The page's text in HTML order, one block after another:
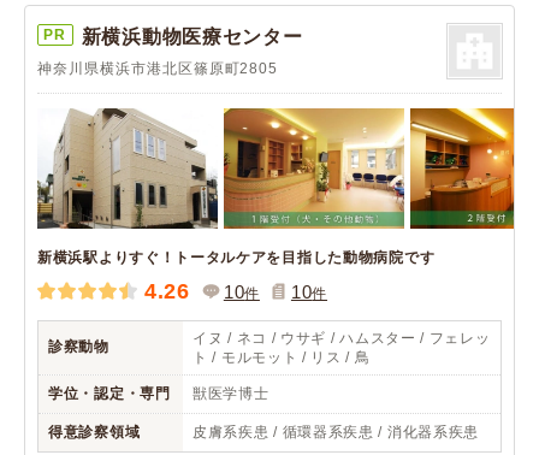
PR 新横浜動物医療センター
神奈川県横浜市港北区篠原町2805
新横浜駅よりすぐ！トータルケアを目指した動物病院です
4.26 10件 10件
診察動物
イヌ / ネコ / ウサギ / ハムスター / フェレッ
ト / モルモット / リス / 鳥
学位・認定・専門 獣医学博士
得意診察領域 皮膚系疾患 / 循環器系疾患 / 消化器系疾患